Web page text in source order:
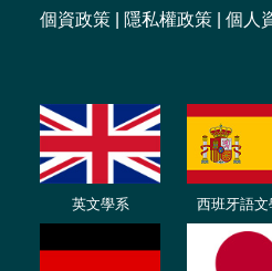
個資政策 隱私權政策 個人
英文學系 西班牙語文